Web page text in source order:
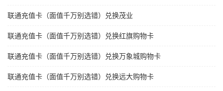
联通充值卡（面值千万别选错）兑换茂业
联通充值卡（面值千万别选错）兑换红旗购物卡
联通充值卡（面值千万别选错）兑换万象城购物卡
联通充值卡（面值千万别选错）兑换远大购物卡